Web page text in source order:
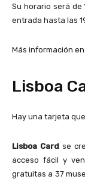
Su horario será de
entrada hasta las
Más información en
Lisboa
Hay una tarjeta
Lisboa Card se
acceso fácil y
gratuitas a 37